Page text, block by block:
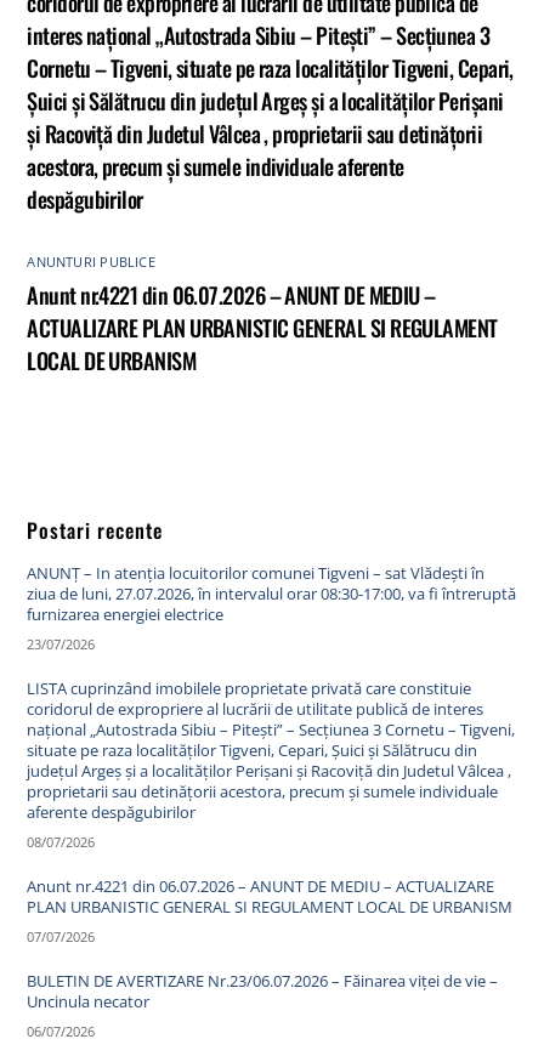
interes național „Autostrada Sibiu – Pitești” – Secțiunea 3
Cornetu – Tigveni, situate pe raza localităților Tigveni, Cepari,
Șuici și Sălătrucu din județul Argeș și a localităților Perișani
și Racoviță din Judetul Vâlcea , proprietarii sau detinățorii
acestora, precum și sumele individuale aferente
despăgubirilor
ANUNTURI PUBLICE
Anunt nr.4221 din 06.07.2026 – ANUNT DE MEDIU –
ACTUALIZARE PLAN URBANISTIC GENERAL SI REGULAMENT
LOCAL DE URBANISM
Postari recente
ANUNȚ – In atenția locuitorilor comunei Tigveni – sat Vlădești în
ziua de luni, 27.07.2026, în intervalul orar 08:30-17:00, va fi întreruptă
furnizarea energiei electrice
23/07/2026
LISTA cuprinzând imobilele proprietate privată care constituie
coridorul de expropriere al lucrării de utilitate publică de interes
național „Autostrada Sibiu – Pitești” – Secțiunea 3 Cornetu – Tigveni,
situate pe raza localităților Tigveni, Cepari, Șuici și Sălătrucu din
județul Argeș și a localităților Perișani și Racoviță din Judetul Vâlcea ,
proprietarii sau detinățorii acestora, precum și sumele individuale
aferente despăgubirilor
08/07/2026
Anunt nr.4221 din 06.07.2026 – ANUNT DE MEDIU – ACTUALIZARE
PLAN URBANISTIC GENERAL SI REGULAMENT LOCAL DE URBANISM
07/07/2026
BULETIN DE AVERTIZARE Nr.23/06.07.2026 – Făinarea viței de vie –
Uncinula necator
06/07/2026